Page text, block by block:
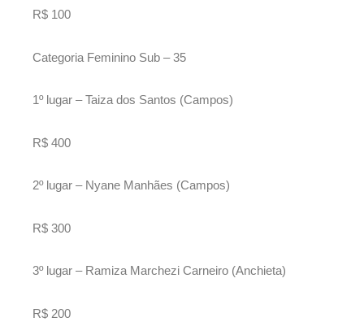
R$ 100
Categoria Feminino Sub – 35
1º lugar – Taiza dos Santos (Campos)
R$ 400
2º lugar – Nyane Manhães (Campos)
R$ 300
3º lugar – Ramiza Marchezi Carneiro (Anchieta)
R$ 200